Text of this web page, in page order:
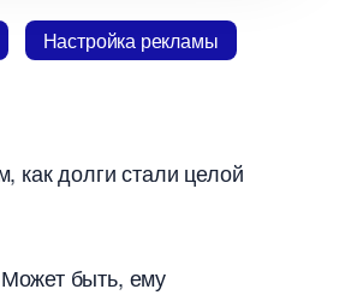
Настройка рекламы
как долги стали целой
быть, ему